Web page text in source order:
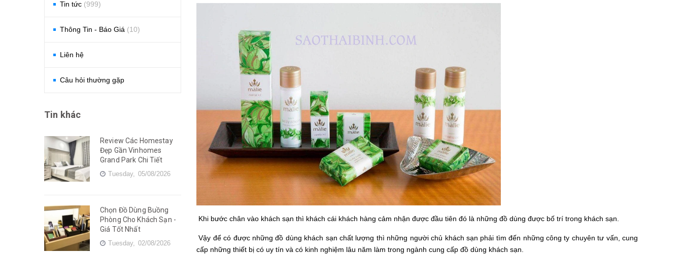
Khi bước chân vào khách sạn thì khách cái khách hàng cảm nhận được đầu tiên đó là những đồ dùng được bố trí trong khách sạn.
Vậy để có được những đồ dùng khách sạn chất lượng thì những người chủ khách sạn phải tìm đến những công ty chuyên tư vấn, cung
cấp những thiết bị có uy tín và có kinh nghiệm lâu năm làm trong ngành cung cấp đồ dùng khách sạn.
Tin tức (999)
Thông Tin - Báo Giá (10)
Liên hệ
Câu hỏi thường gặp
Tin khác
Review Các Homestay
Đẹp Gần Vinhomes
Grand Park Chi Tiết
Tuesday, 05/08/2026
Chọn Đồ Dùng Buồng
Phòng Cho Khách Sạn -
Giá Tốt Nhất
Tuesday, 02/08/2026